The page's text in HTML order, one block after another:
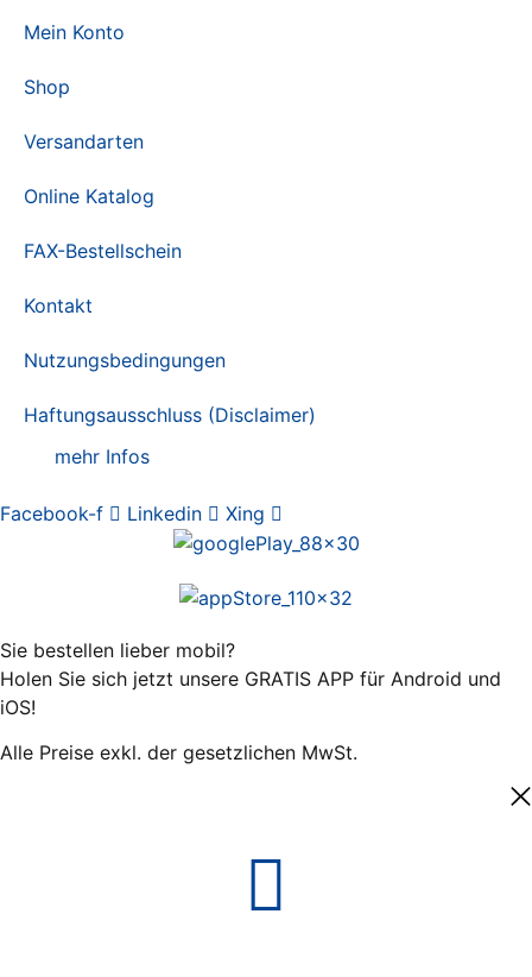
Mein Konto
Shop
Versandarten
Online Katalog
FAX-Bestellschein
Kontakt
Nutzungsbedingungen
Haftungsausschluss (Disclaimer)
mehr Infos
Facebook-f Linkedin Xing
Sie bestellen lieber mobil?
Holen Sie sich jetzt unsere GRATIS APP für Android und
iOS!
Alle Preise exkl. der gesetzlichen MwSt.